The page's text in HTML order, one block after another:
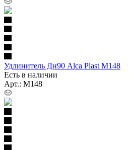
Удлинитель Дн90 Alca Plast M148
Есть в наличии
Арт.: M148